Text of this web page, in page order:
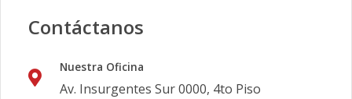
Contáctanos
Nuestra Oficina
Av. Insurgentes Sur 0000, 4to Piso